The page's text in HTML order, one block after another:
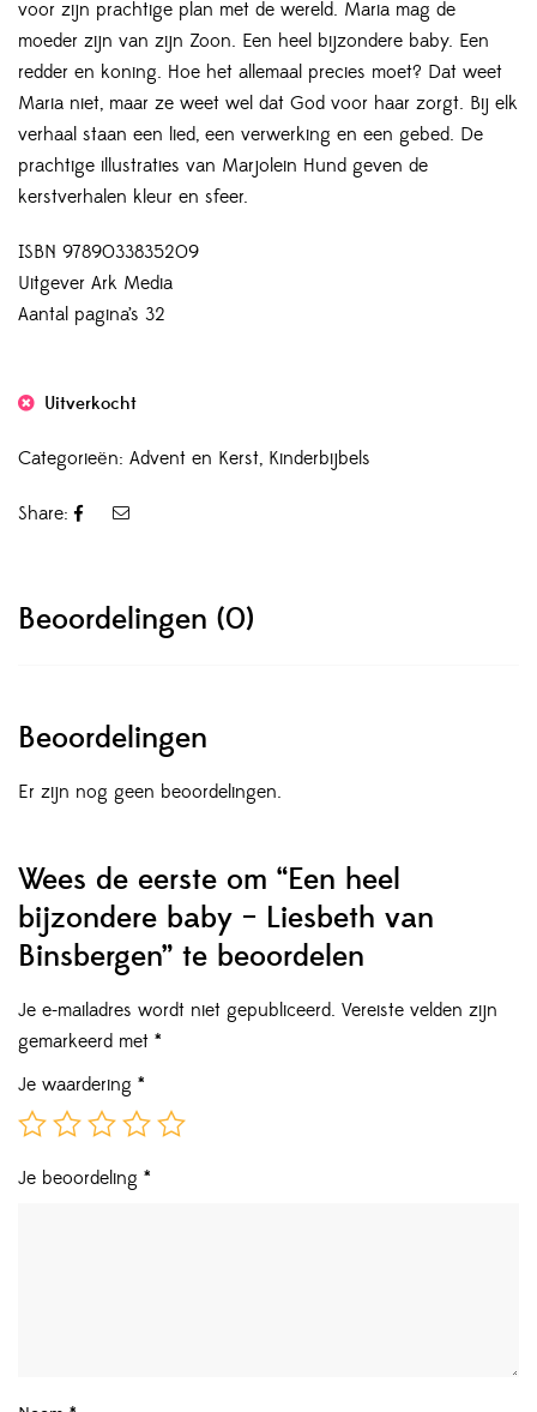
voor zijn prachtige plan met de wereld. Maria mag de
moeder zijn van zijn Zoon. Een heel bijzondere baby. Een
redder en koning. Hoe het allemaal precies moet? Dat weet
Maria niet, maar ze weet wel dat God voor haar zorgt. Bij elk
verhaal staan een lied, een verwerking en een gebed. De
prachtige illustraties van Marjolein Hund geven de
kerstverhalen kleur en sfeer.
ISBN 9789033835209
Uitgever Ark Media
Aantal pagina’s 32
Uitverkocht
Categorieën: Advent en Kerst, Kinderbijbels
Share:
Beoordelingen (0)
Beoordelingen
Er zijn nog geen beoordelingen.
Wees de eerste om “Een heel
bijzondere baby – Liesbeth van
Binsbergen” te beoordelen
Je e-mailadres wordt niet gepubliceerd. Vereiste velden zijn
gemarkeerd met *
Je waardering *
Je beoordeling *